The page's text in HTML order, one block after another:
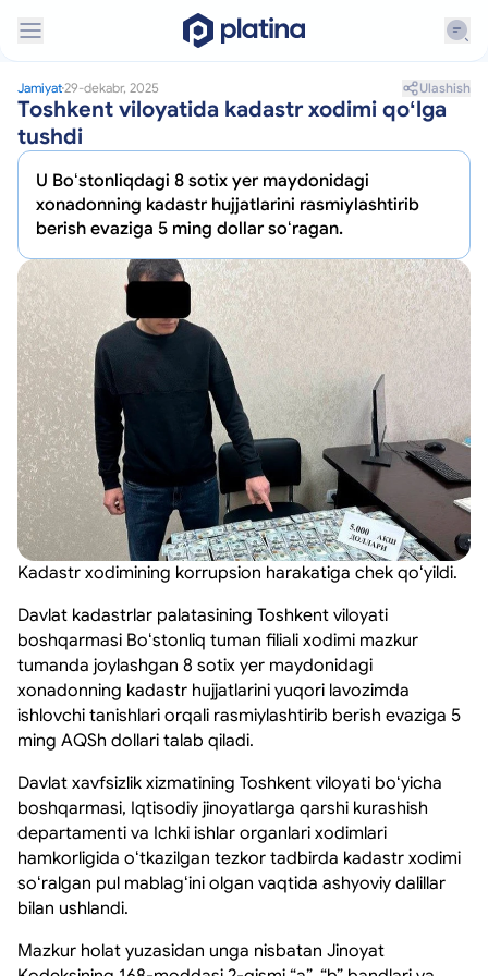
Jamiyat29-dekabr, 2025 Ulashish
Toshkent viloyatida kadastr xodimi qoʻlga
tushdi
U Boʻstonliqdagi 8 sotix yer maydonidagi
xonadonning kadastr hujjatlarini rasmiylashtirib
berish evaziga 5 ming dollar soʻragan.
Kadastr xodimining korrupsion harakatiga chek qoʻyildi.
Davlat kadastrlar palatasining Toshkent viloyati
boshqarmasi Boʻstonliq tuman filiali xodimi mazkur
tumanda joylashgan 8 sotix yer maydonidagi
xonadonning kadastr hujjatlarini yuqori lavozimda
ishlovchi tanishlari orqali rasmiylashtirib berish evaziga 5
ming AQSh dollari talab qiladi.
Davlat xavfsizlik xizmatining Toshkent viloyati boʻyicha
boshqarmasi, Iqtisodiy jinoyatlarga qarshi kurashish
departamenti va Ichki ishlar organlari xodimlari
hamkorligida oʻtkazilgan tezkor tadbirda kadastr xodimi
soʻralgan pul mablagʻini olgan vaqtida ashyoviy dalillar
bilan ushlandi.
Mazkur holat yuzasidan unga nisbatan Jinoyat